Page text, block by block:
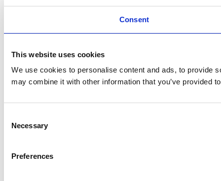
Consent
This website uses cookies
We use cookies to personalise content and ads, to provide
may combine it with other information that you’ve provided
Selection
Necessary
Preferences